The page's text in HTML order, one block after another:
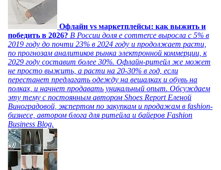
Офлайн vs маркетплейсы: как выжить и
победить в 2026? В России доля e commerce выросла с 5% в
2019 году до почти 23% в 2024 году и продолжает расти,
по прогнозам аналитиков рынка электронной коммерции, к
2029 году составит более 30%. Офлайн-ритейл же может
не просто выжить, а расти на 20-30% в год, если
перестанет предлагать одежду на вешалках и обувь на
полках, и начнет продавать уникальный опыт. Обсуждаем
эту тему с постоянным автором Shoes Report Еленой
Виноградовой, экспертом по закупкам и продажам в fashion-
бизнесе, автором блога для ритейла и байеров Fashion
Business Blog.